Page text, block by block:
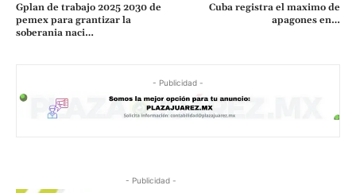
Gplan de trabajo 2025 2030 de
pemex para grantizar la
soberania naci…
Cuba registra el maximo de
apagones en…
- Publicidad -
- Publicidad -